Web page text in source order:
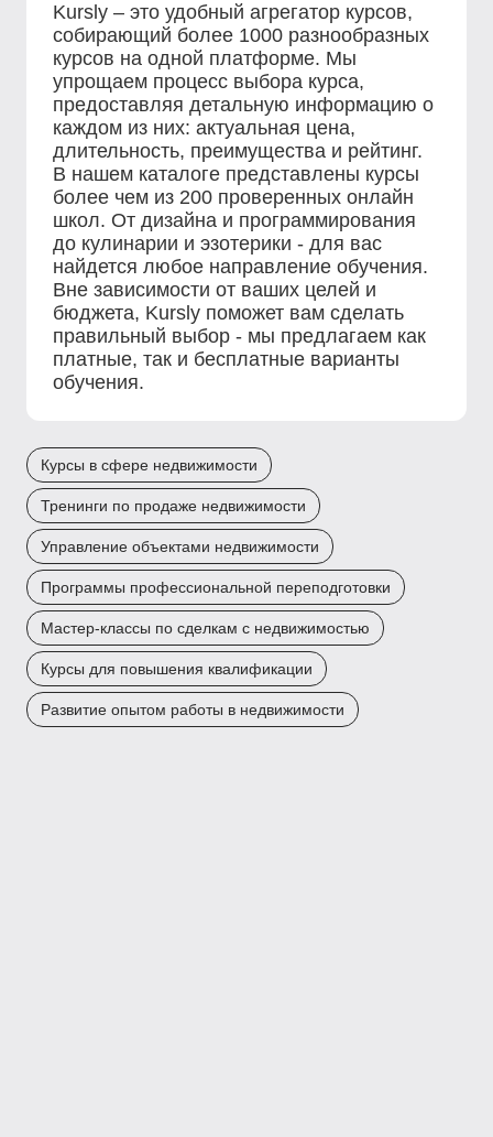
Kursly – это удобный агрегатор курсов,
собирающий более 1000 разнообразных
курсов на одной платформе. Мы
упрощаем процесс выбора курса,
предоставляя детальную информацию о
каждом из них: актуальная цена,
длительность, преимущества и рейтинг.
В нашем каталоге представлены курсы
более чем из 200 проверенных онлайн
школ. От дизайна и программирования
до кулинарии и эзотерики - для вас
найдется любое направление обучения.
Вне зависимости от ваших целей и
бюджета, Kursly поможет вам сделать
правильный выбор - мы предлагаем как
платные, так и бесплатные варианты
обучения.
Курсы в сфере недвижимости
Тренинги по продаже недвижимости
Управление объектами недвижимости
Программы профессиональной переподготовки
Мастер-классы по сделкам с недвижимостью
Курсы для повышения квалификации
Развитие опытом работы в недвижимости